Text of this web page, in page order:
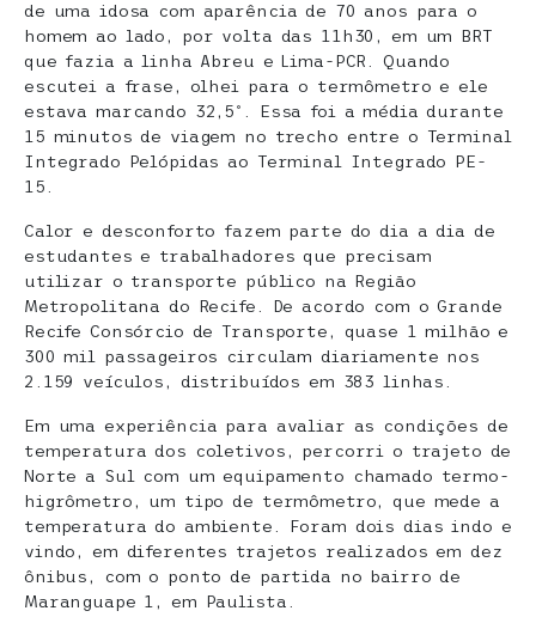
de uma idosa com aparência de 70 anos para o
homem ao lado, por volta das 11h30, em um BRT
que fazia a linha Abreu e Lima-PCR. Quando
escutei a frase, olhei para o termômetro e ele
estava marcando 32,5º. Essa foi a média durante
15 minutos de viagem no trecho entre o Terminal
Integrado Pelópidas ao Terminal Integrado PE-
15.
Calor e desconforto fazem parte do dia a dia de
estudantes e trabalhadores que precisam
utilizar o transporte público na Região
Metropolitana do Recife. De acordo com o Grande
Recife Consórcio de Transporte, quase 1 milhão e
300 mil passageiros circulam diariamente nos
2.159 veículos, distribuídos em 383 linhas.
Em uma experiência para avaliar as condições de
temperatura dos coletivos, percorri o trajeto de
Norte a Sul com um equipamento chamado termo-
higrômetro, um tipo de termômetro, que mede a
temperatura do ambiente. Foram dois dias indo e
vindo, em diferentes trajetos realizados em dez
ônibus, com o ponto de partida no bairro de
Maranguape 1, em Paulista.